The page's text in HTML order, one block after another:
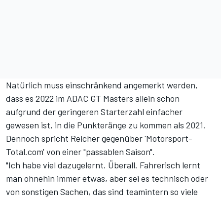
Natürlich muss einschränkend angemerkt werden,
dass es 2022 im ADAC GT Masters allein schon
aufgrund der geringeren Starterzahl einfacher
gewesen ist, in die Punkteränge zu kommen als 2021.
Dennoch spricht Reicher gegenüber 'Motorsport-
Total.com' von einer "passablen Saison".
"Ich habe viel dazugelernt. Überall. Fahrerisch lernt
man ohnehin immer etwas, aber sei es technisch oder
von sonstigen Sachen, das sind teamintern so viele